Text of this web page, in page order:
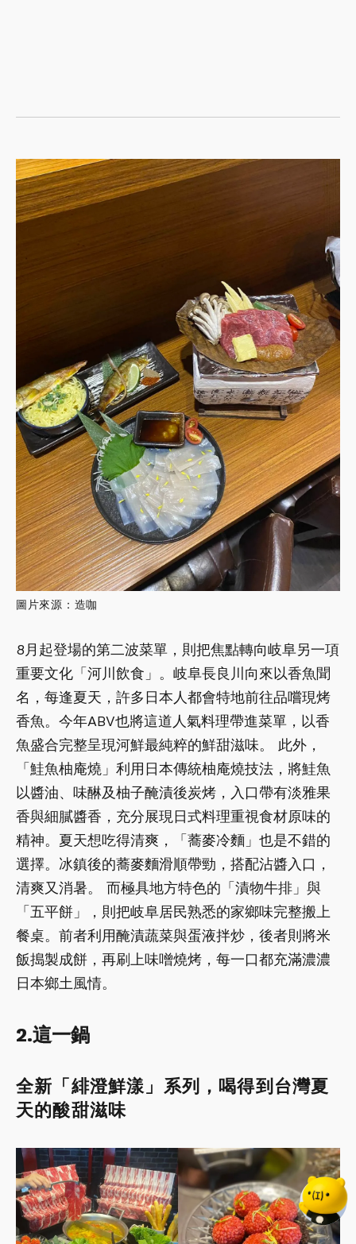
圖片來源：造咖
8月起登場的第二波菜單，則把焦點轉向岐阜另一項
重要文化「河川飲食」。岐阜長良川向來以香魚聞
名，每逢夏天，許多日本人都會特地前往品嚐現烤
香魚。今年ABV也將這道人氣料理帶進菜單，以香
魚盛合完整呈現河鮮最純粹的鮮甜滋味。 此外，
「鮭魚柚庵燒」利用日本傳統柚庵燒技法，將鮭魚
以醬油、味醂及柚子醃漬後炭烤，入口帶有淡雅果
香與細膩醬香，充分展現日式料理重視食材原味的
精神。夏天想吃得清爽，「蕎麥冷麵」也是不錯的
選擇。冰鎮後的蕎麥麵滑順帶勁，搭配沾醬入口，
清爽又消暑。 而極具地方特色的「漬物牛排」與
「五平餅」，則把岐阜居民熟悉的家鄉味完整搬上
餐桌。前者利用醃漬蔬菜與蛋液拌炒，後者則將米
飯搗製成餅，再刷上味噌燒烤，每一口都充滿濃濃
日本鄉土風情。
2.這一鍋
全新「緋澄鮮漾」系列，喝得到台灣夏
天的酸甜滋味